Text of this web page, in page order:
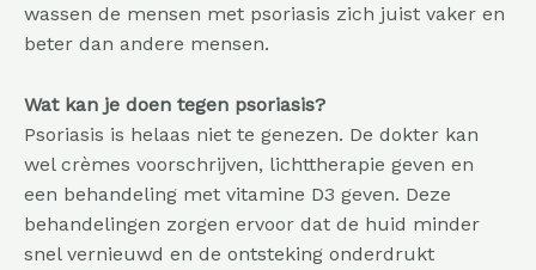
wassen de mensen met psoriasis zich juist vaker en
beter dan andere mensen.
Wat kan je doen tegen psoriasis?
Psoriasis is helaas niet te genezen. De dokter kan
wel crèmes voorschrijven, lichttherapie geven en
een behandeling met vitamine D3 geven. Deze
behandelingen zorgen ervoor dat de huid minder
snel vernieuwd en de ontsteking onderdrukt